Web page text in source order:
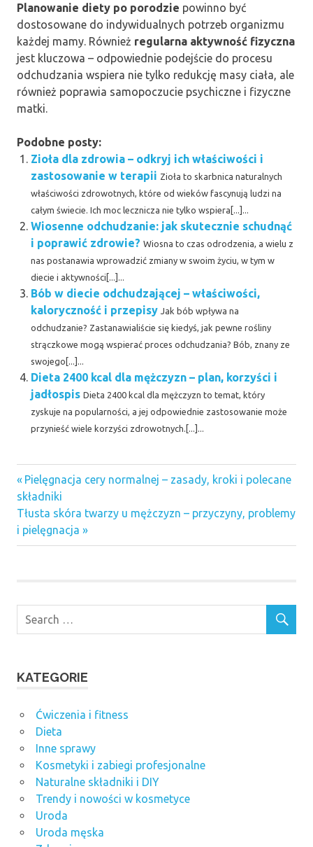
Planowanie diety po porodzie powinno być
dostosowane do indywidualnych potrzeb organizmu
każdej mamy. Również regularna aktywność fizyczna
jest kluczowa – odpowiednie podejście do procesu
odchudzania wspiera nie tylko redukcję masy ciała, ale
również poprawia samopoczucie psychiczne i fizyczne
matki.
Podobne posty:
Zioła dla zdrowia – odkryj ich właściwości i
zastosowanie w terapii Zioła to skarbnica naturalnych
właściwości zdrowotnych, które od wieków fascynują ludzi na
całym świecie. Ich moc lecznicza nie tylko wspiera[...]...
Wiosenne odchudzanie: jak skutecznie schudnąć
i poprawić zdrowie? Wiosna to czas odrodzenia, a wielu z
nas postanawia wprowadzić zmiany w swoim życiu, w tym w
diecie i aktywności[...]...
Bób w diecie odchudzającej – właściwości,
kaloryczność i przepisy Jak bób wpływa na
odchudzanie? Zastanawialiście się kiedyś, jak pewne rośliny
strączkowe mogą wspierać proces odchudzania? Bób, znany ze
swojego[...]...
Dieta 2400 kcal dla mężczyzn – plan, korzyści i
jadłospis Dieta 2400 kcal dla mężczyzn to temat, który
zyskuje na popularności, a jej odpowiednie zastosowanie może
przynieść wiele korzyści zdrowotnych.[...]...
Nawigacja
wpisu
Previous
Post:
Pielęgnacja cery normalnej – zasady, kroki i polecane
składniki
Next
Post:
Tłusta skóra twarzy u mężczyzn – przyczyny, problemy
i pielęgnacja
KATEGORIE
Ćwiczenia i fitness
Dieta
Inne sprawy
Kosmetyki i zabiegi profesjonalne
Naturalne składniki i DIY
Trendy i nowości w kosmetyce
Uroda
Uroda męska